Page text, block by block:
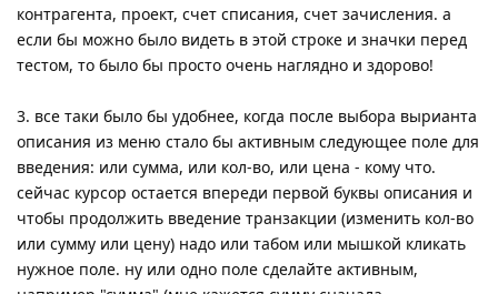
контрагента, проект, счет списания, счет зачисления. а
если бы можно было видеть в этой строке и значки перед
тестом, то было бы просто очень наглядно и здорово!
3. все таки было бы удобнее, когда после выбора вырианта
описания из меню стало бы активным следующее поле для
введения: или сумма, или кол-во, или цена - кому что.
сейчас курсор остается впереди первой буквы описания и
чтобы продолжить введение транзакции (изменить кол-во
или сумму или цену) надо или табом или мышкой кликать
нужное поле. ну или одно поле сделайте активным,